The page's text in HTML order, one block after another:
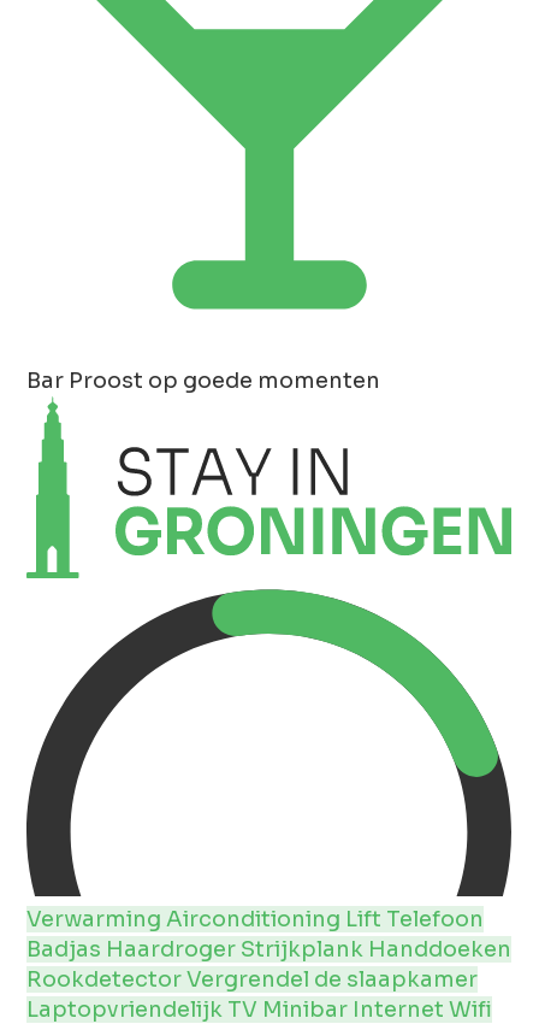
Bar Proost op goede momenten
VerwarmingAirconditioning Lift Telefoon
Badjas Haardroger Strijkplank Handdoeken
RookdetectorVergrendel de slaapkamer
Laptopvriendelijk TV Minibar InternetWifi